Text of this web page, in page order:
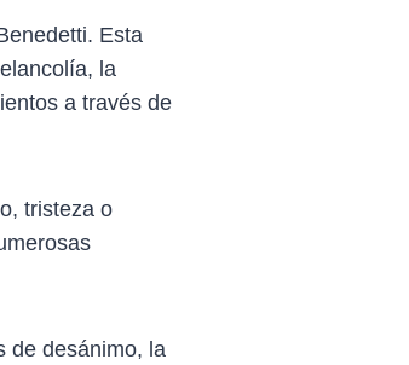
Esta
la
a través de
tristeza o
de desánimo, la